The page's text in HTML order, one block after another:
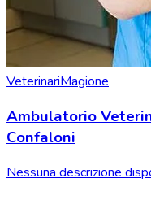
VeterinariMagione
Ambulatorio
Confaloni
Nessuna descrizione